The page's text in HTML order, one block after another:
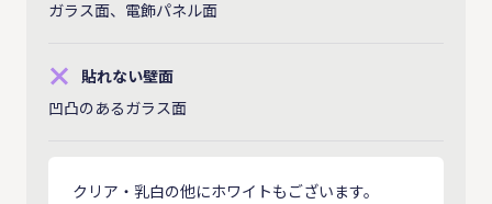
ガラス面、電飾パネル面
貼れない壁面
凹凸のあるガラス面
クリア・乳白の他にホワイトもございます。